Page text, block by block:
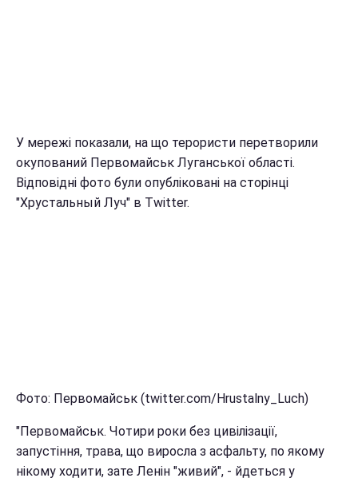
У мережі показали, на що терористи перетворили
окупований Первомайськ Луганської області.
Відповідні фото були опубліковані на сторінці
"Хрустальный Луч" в Twitter.
Фото: Первомайськ (twitter.com/Hrustalny_Luch)
"Первомайськ. Чотири роки без цивілізації,
запустіння, трава, що виросла з асфальту, по якому
нікому ходити, зате Ленін "живий", - йдеться у